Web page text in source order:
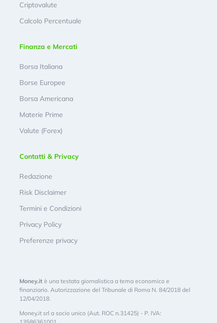
Criptovalute
Calcolo Percentuale
Finanza e Mercati
Borsa Italiana
Borse Europee
Borsa Americana
Materie Prime
Valute (Forex)
Contatti & Privacy
Redazione
Risk Disclaimer
Termini e Condizioni
Privacy Policy
Preferenze privacy
Money.it è una testata giornalistica a tema economico e
finanziario. Autorizzazione del Tribunale di Roma N. 84/2018 del
12/04/2018.
Money.it srl a socio unico (Aut. ROC n.31425) - P. IVA: